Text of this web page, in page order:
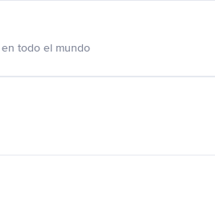
todo el mundo